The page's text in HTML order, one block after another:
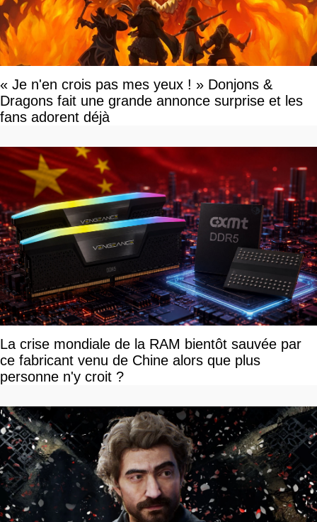
« Je n'en crois pas mes yeux ! » Donjons &
Dragons fait une grande annonce surprise et les
fans adorent déjà
La crise mondiale de la RAM bientôt sauvée par
ce fabricant venu de Chine alors que plus
personne n'y croit ?